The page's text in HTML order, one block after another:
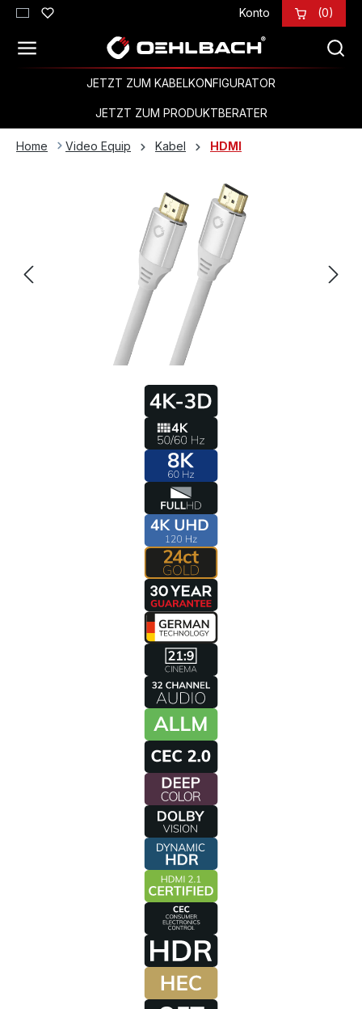
Zum Hauptinhalt springen Konto (0)
JETZT ZUM KABELKONFIGURATOR
JETZT ZUM PRODUKTBERATER
Home Video Equip Kabel HDMI